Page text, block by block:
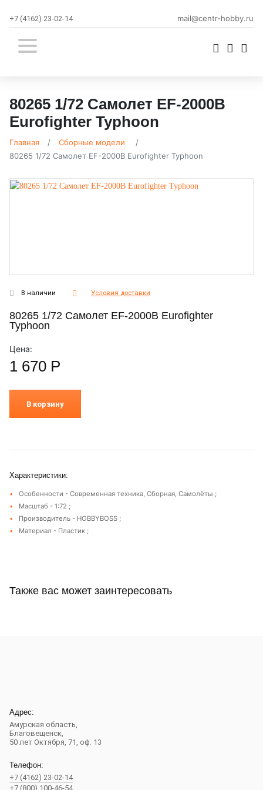
mail@centr-hobby.ru
+7 (4162) 23-02-14
80265 1/72 Самолет EF-2000B
Eurofighter Typhoon
Главная
Сборные модели
80265 1/72 Самолет EF-2000B Eurofighter Typhoon
В наличии Условия доставки
80265 1/72 Самолет EF-2000B Eurofighter
Typhoon
Цена:
1 670 Р
В корзину
Характеристики:
Особенности - Современная техника, Сборная, Самолёты ;
Масштаб - 1:72 ;
Производитель - HOBBYBOSS ;
Материал - Пластик ;
Также вас может заинтересовать
Адрес:
Амурская область,
Благовещенск,
50 лет Октября, 71, оф. 13
Телефон:
+7 (4162) 23-02-14
+7 (800) 100-46-54